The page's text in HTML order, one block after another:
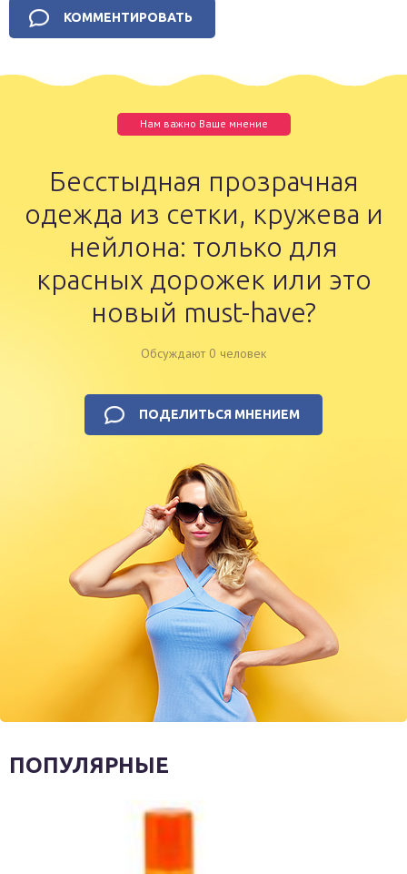
Нам важно Ваше мнение
Бесстыдная прозрачная
одежда из сетки, кружева и
нейлона: только для
красных дорожек или это
новый must-have?
Обсуждают 0 человек
ПОДЕЛИТЬСЯ МНЕНИЕМ
ПОПУЛЯРНЫЕ